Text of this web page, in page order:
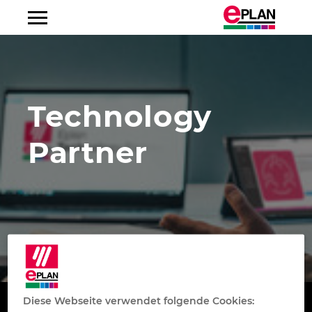
Technology
Partner
Argentinien
Australien
Bosnien-Herzegowina
Brasilien
Brunei
Diese Webseite verwendet folgende Cookies: